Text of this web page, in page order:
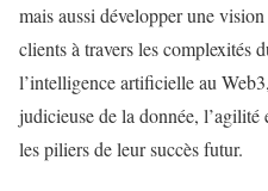
mais aussi développer une
clients à travers les complexités
l’intelligence artificielle au
judicieuse de la donnée, l’agilité
les piliers de leur succès futur.